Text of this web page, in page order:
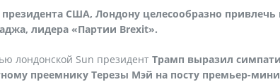
США, Лондону целесообразно
лидера «Партии Brexit».
лондонской Sun президент Трамп выразил
преемнику Терезы Мэй на посту премьер-